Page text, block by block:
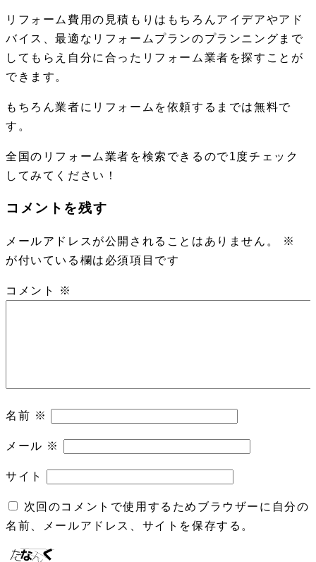
リフォーム費用の見積もりはもちろんアイデアやアド
バイス、最適なリフォームプランのプランニングまで
してもらえ自分に合ったリフォーム業者を探すことが
できます。
もちろん業者にリフォームを依頼するまでは無料で
す。
全国のリフォーム業者を検索できるので1度チェック
してみてください！
コメントを残す
メールアドレスが公開されることはありません。
※
が付いている欄は必須項目です
コメント ※
名前 ※
メール ※
サイト
次回のコメントで使用するためブラウザーに自分の
名前、メールアドレス、サイトを保存する。